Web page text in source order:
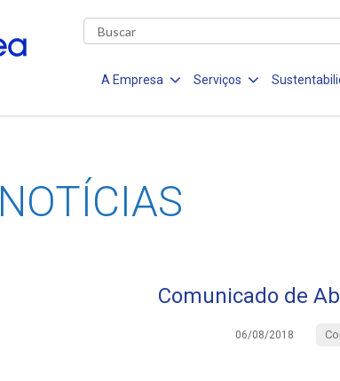
A Empresa Serviços
NOTÍCIAS
Comunicado de
06/08/2018